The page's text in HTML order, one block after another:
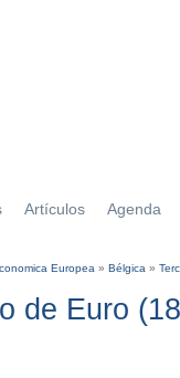
Artículos Agenda
Europea » Bélgica »
de Euro